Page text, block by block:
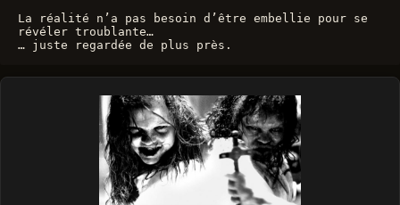
La réalité n’a pas besoin d’être embellie pour se
révéler troublante…
… juste regardée de plus près.